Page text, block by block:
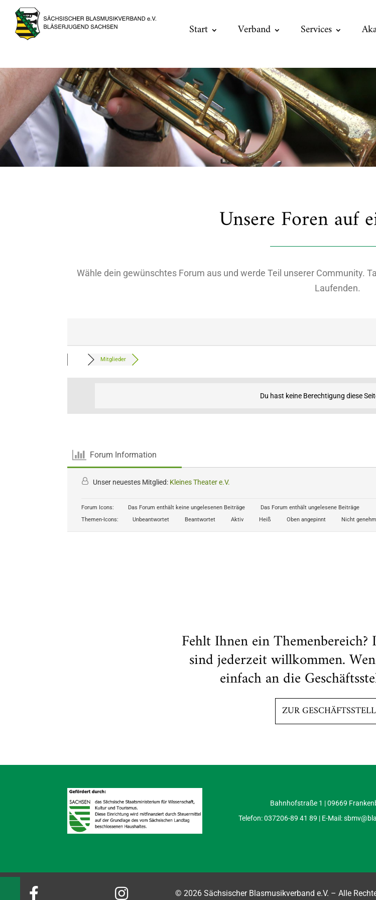
Start Verband Services
Unsere Foren auf
Wähle dein gewünschtes Forum aus und werde Teil unserer Community.
Laufenden.
Mitglieder
Du hast keine Berechtigung diese
Forum Information
Unser neuestes Mitglied: Kleines Theater e.V.
Forum Icons: Das Forum enthält keine ungelesenen Beiträge
Das Forum enthält ungelesene Beiträge
Themen-Icons:
Unbeantwortet Beantwortet Aktiv Heiß Oben angepinnt Nicht
Fehlt Ihnen ein
sind jederzeit willkommen.
einfach an die
ZUR
Bahnhofstraße 1 | 09669
Telefon: 037206-89 41 89 | E-Mail:
  © 2026 Sächsischer Blasmusikverband e.V. – Alle